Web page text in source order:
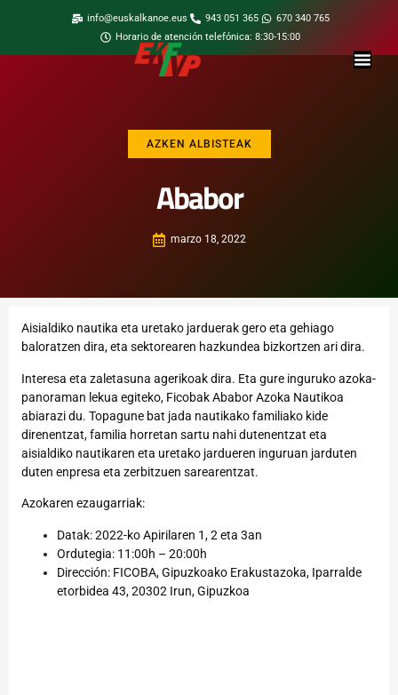
info@euskalkanoe.eus 943 051 365
670 340 765
Horario de atención telefónica: 8:30-15:00
AZKEN ALBISTEAK
Ababor
marzo 18, 2022
Aisialdiko nautika eta uretako jarduerak gero eta gehiago
baloratzen dira, eta sektorearen hazkundea bizkortzen ari dira.
Interesa eta zaletasuna agerikoak dira. Eta gure inguruko azoka-
panoraman lekua egiteko, Ficobak Ababor Azoka Nautikoa
abiarazi du. Topagune bat jada nautikako familiako kide
direnentzat, familia horretan sartu nahi dutenentzat eta
aisialdiko nautikaren eta uretako jardueren inguruan jarduten
duten enpresa eta zerbitzuen sarearentzat.
Azokaren ezaugarriak:
Datak: 2022-ko Apirilaren 1, 2 eta 3an
Ordutegia: 11:00h – 20:00h
Dirección: FICOBA, Gipuzkoako Erakustazoka, Iparralde
etorbidea 43, 20302 Irun, Gipuzkoa